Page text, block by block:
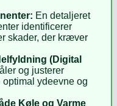
En detaljeret
identificerer
skader, der kræver
(Digital
og justerer
ydeevne og
Køle og Varme